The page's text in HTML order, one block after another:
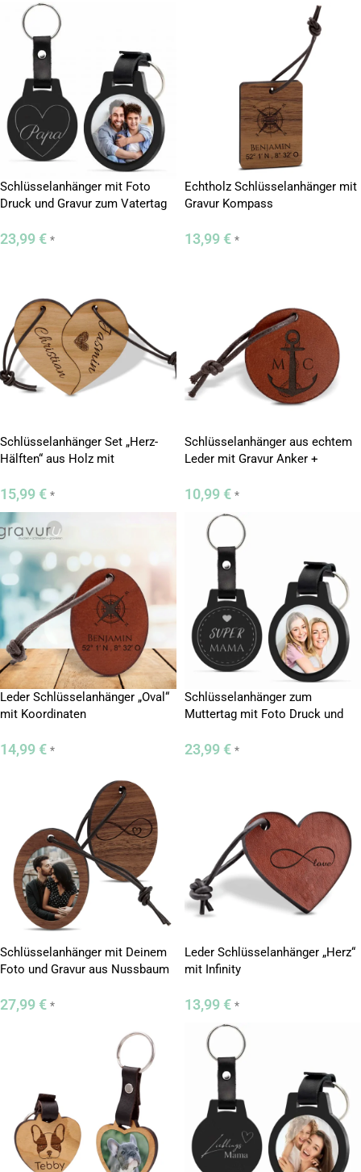
Schlüsselanhänger mit Foto
Druck und Gravur zum Vatertag
23,99 € *
Echtholz Schlüsselanhänger mit
Gravur Kompass
13,99 € *
Schlüsselanhänger Set „Herz-
Hälften“ aus Holz mit
15,99 € *
Schlüsselanhänger aus echtem
Leder mit Gravur Anker +
10,99 € *
Leder Schlüsselanhänger „Oval“
mit Koordinaten
14,99 € *
Schlüsselanhänger zum
Muttertag mit Foto Druck und
23,99 € *
Schlüsselanhänger mit Deinem
Foto und Gravur aus Nussbaum
27,99 € *
Leder Schlüsselanhänger „Herz“
mit Infinity
13,99 € *